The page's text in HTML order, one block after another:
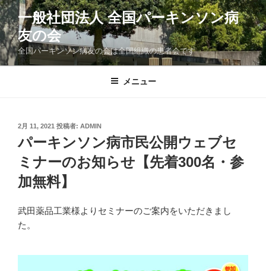
コ
ン
テ
ン
ツ
一般社団法人 全国パーキンソン病
友の会
全国パーキンソン病友の会は全国組織の患者会です
メニュー
投
日:
2月 11, 2021 投稿者: ADMIN
パーキンソン病市民公開ウェブセ
ミナーのお知らせ【先着300名・参
加無料】
武田薬品工業様よりセミナーのご案内をいただきまし
た。